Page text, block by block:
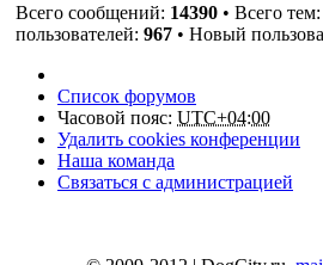
Всего сообщений: 14390 • Всего тем:
пользователей: 967 • Новый
Список форумов
Часовой пояс: UTC+04:00
Удалить cookies конференции
Наша команда
Связаться с администрацией